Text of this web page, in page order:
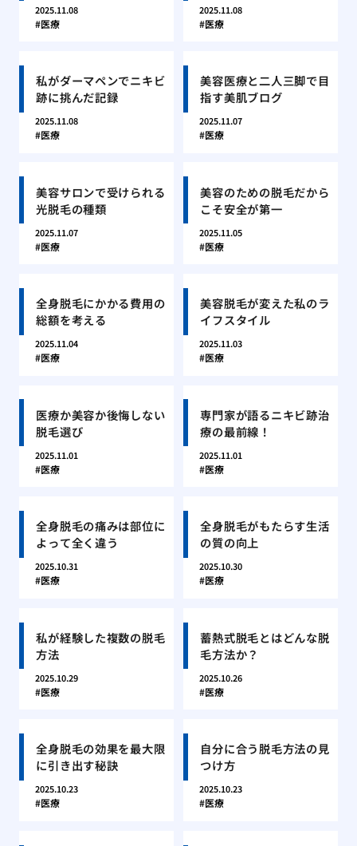
2025.11.08
医療
2025.11.08
医療
私がダーマペンでニキビ
跡に挑んだ記録
2025.11.08
医療
美容医療と二人三脚で目
指す美肌ブログ
2025.11.07
医療
美容サロンで受けられる
光脱毛の種類
2025.11.07
医療
美容のための脱毛だから
こそ安全が第一
2025.11.05
医療
全身脱毛にかかる費用の
総額を考える
2025.11.04
医療
美容脱毛が変えた私のラ
イフスタイル
2025.11.03
医療
医療か美容か後悔しない
脱毛選び
2025.11.01
医療
専門家が語るニキビ跡治
療の最前線！
2025.11.01
医療
全身脱毛の痛みは部位に
よって全く違う
2025.10.31
医療
全身脱毛がもたらす生活
の質の向上
2025.10.30
医療
私が経験した複数の脱毛
方法
2025.10.29
医療
蓄熱式脱毛とはどんな脱
毛方法か？
2025.10.26
医療
全身脱毛の効果を最大限
に引き出す秘訣
2025.10.23
医療
自分に合う脱毛方法の見
つけ方
2025.10.23
医療